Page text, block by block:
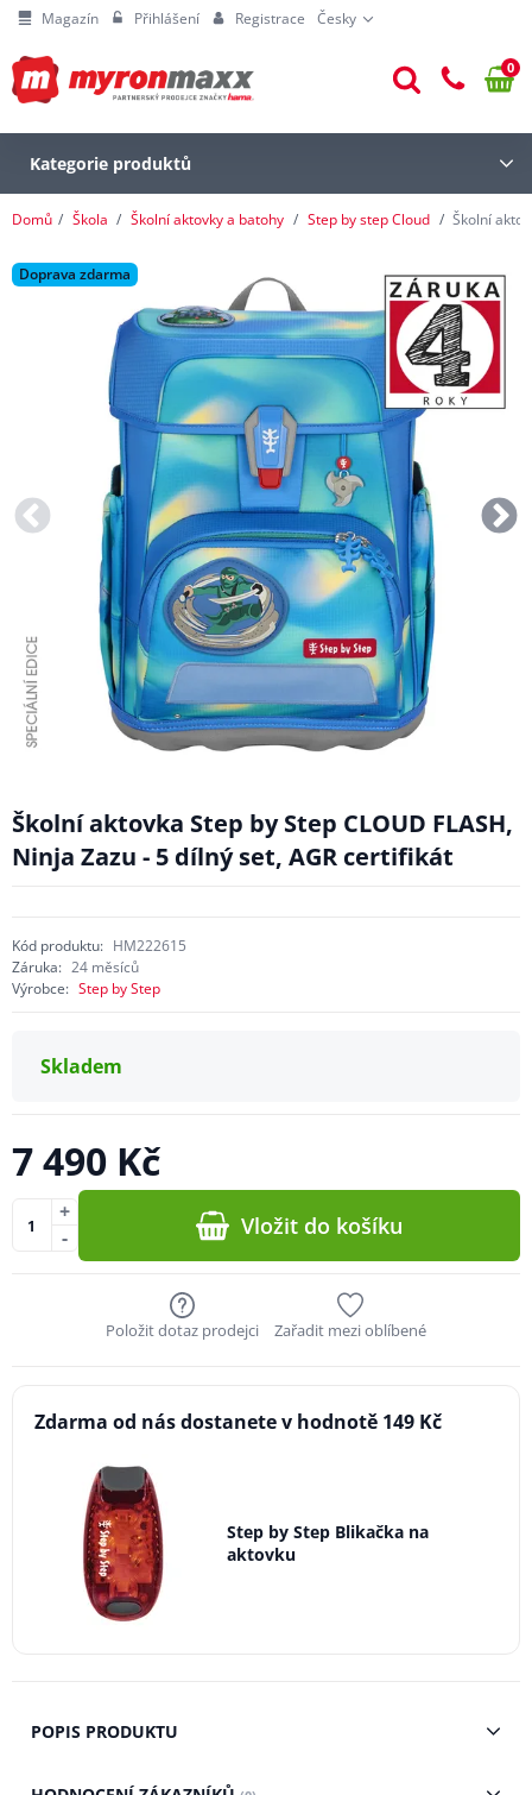
Magazín Přihlášení Registrace Česky
0
Kategorie produktů
Domů Škola Školní aktovky a batohy Step by step Cloud Školní
Doprava zdarma
Školní aktovka Step by Step CLOUD FLASH,
Ninja Zazu - 5 dílný set, AGR certifikát
Kód produktu: HM222615
Záruka: 24 měsíců
Výrobce: Step by Step
Skladem
7 490 Kč
-
+ Vložit do košíku
Položit dotaz prodejci Zařadit mezi oblíbené
Zdarma od nás dostanete v hodnotě 149 Kč
Step by Step Blikačka na
aktovku
POPIS PRODUKTU